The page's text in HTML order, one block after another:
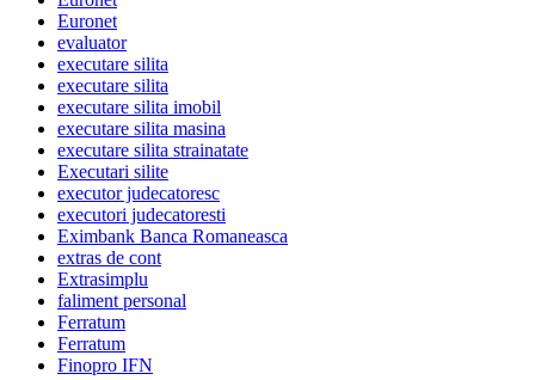
Euronet
evaluator
executare silita
executare silita
executare silita imobil
executare silita masina
executare silita strainatate
Executari silite
executor judecatoresc
executori judecatoresti
Eximbank Banca Romaneasca
extras de cont
Extrasimplu
faliment personal
Ferratum
Ferratum
Finopro IFN